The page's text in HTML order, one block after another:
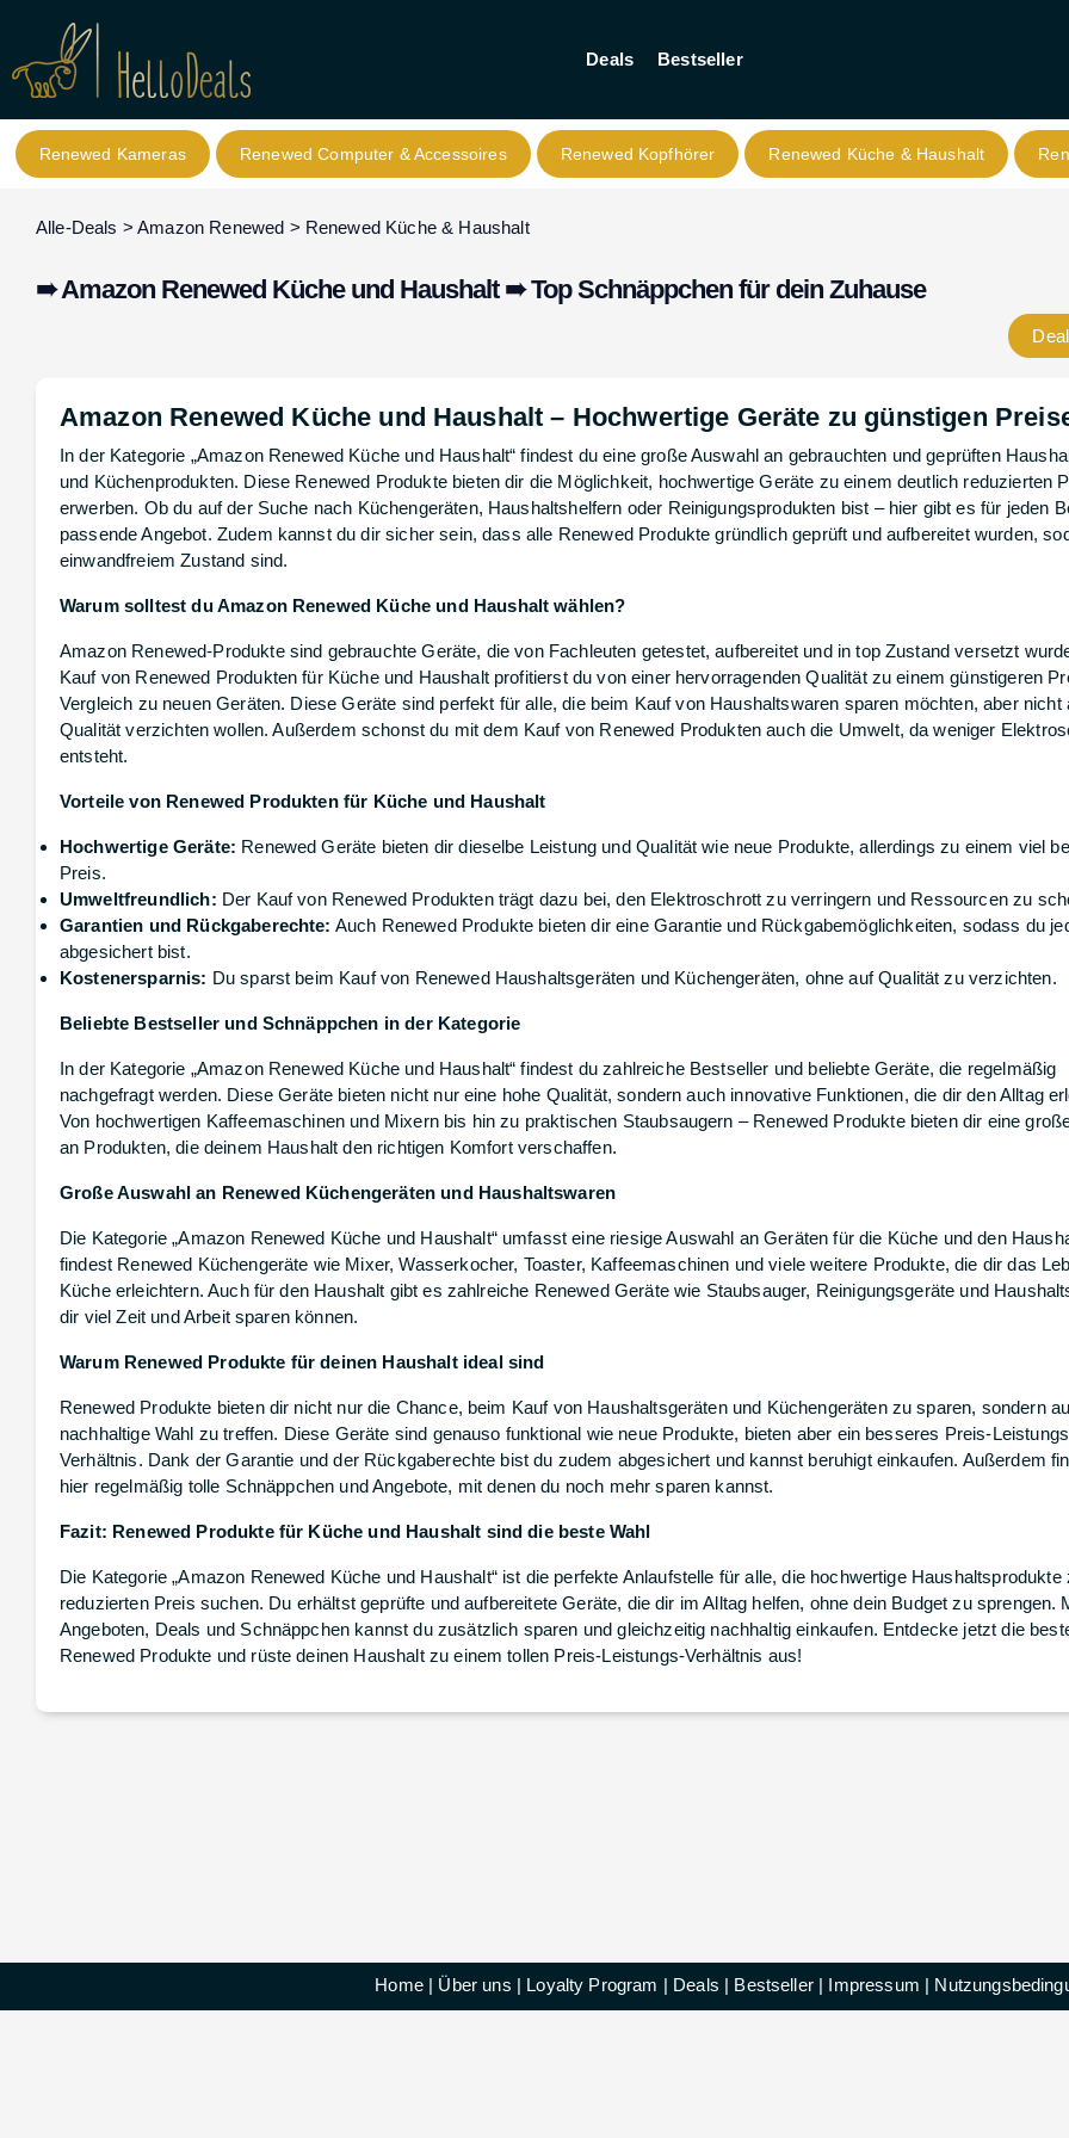
Deals Bestseller
Renewed Kameras Renewed Computer & Accessoires Renewed Kopfhörer Renewed Küche & Haushalt
Alle-Deals >Amazon Renewed > Renewed Küche & Haushalt
➠ Amazon Renewed Küche und Haushalt ➠ Top Schnäppchen für dein Zuhause
Amazon Renewed Küche und Haushalt – Hochwertige Geräte zu günstigen
In der Kategorie „Amazon Renewed Küche und Haushalt“ findest du eine große Auswahl an gebrauchten und geprüften
und Küchenprodukten. Diese Renewed Produkte bieten dir die Möglichkeit, hochwertige Geräte zu einem deutlich reduzierten
erwerben. Ob du auf der Suche nach Küchengeräten, Haushaltshelfern oder Reinigungsprodukten bist – hier gibt es für jeden
passende Angebot. Zudem kannst du dir sicher sein, dass alle Renewed Produkte gründlich geprüft und aufbereitet wurden,
einwandfreiem Zustand sind.
Warum solltest du Amazon Renewed Küche und Haushalt wählen?
Amazon Renewed-Produkte sind gebrauchte Geräte, die von Fachleuten getestet, aufbereitet und in top Zustand versetzt
Kauf von Renewed Produkten für Küche und Haushalt profitierst du von einer hervorragenden Qualität zu einem günstigeren
Vergleich zu neuen Geräten. Diese Geräte sind perfekt für alle, die beim Kauf von Haushaltswaren sparen möchten, aber nicht
Qualität verzichten wollen. Außerdem schonst du mit dem Kauf von Renewed Produkten auch die Umwelt, da weniger
entsteht.
Vorteile von Renewed Produkten für Küche und Haushalt
Hochwertige Geräte: Renewed Geräte bieten dir dieselbe Leistung und Qualität wie neue Produkte, allerdings zu einem viel
Preis.
Umweltfreundlich: Der Kauf von Renewed Produkten trägt dazu bei, den Elektroschrott zu verringern und Ressourcen zu
Garantien und Rückgaberechte: Auch Renewed Produkte bieten dir eine Garantie und Rückgabemöglichkeiten, sodass du
abgesichert bist.
Kostenersparnis: Du sparst beim Kauf von Renewed Haushaltsgeräten und Küchengeräten, ohne auf Qualität zu verzichten.
Beliebte Bestseller und Schnäppchen in der Kategorie
In der Kategorie „Amazon Renewed Küche und Haushalt“ findest du zahlreiche Bestseller und beliebte Geräte, die regelmäßig
nachgefragt werden. Diese Geräte bieten nicht nur eine hohe Qualität, sondern auch innovative Funktionen, die dir den Alltag
Von hochwertigen Kaffeemaschinen und Mixern bis hin zu praktischen Staubsaugern – Renewed Produkte bieten dir eine
an Produkten, die deinem Haushalt den richtigen Komfort verschaffen.
Große Auswahl an Renewed Küchengeräten und Haushaltswaren
Die Kategorie „Amazon Renewed Küche und Haushalt“ umfasst eine riesige Auswahl an Geräten für die Küche und den
findest Renewed Küchengeräte wie Mixer, Wasserkocher, Toaster, Kaffeemaschinen und viele weitere Produkte, die dir das
Küche erleichtern. Auch für den Haushalt gibt es zahlreiche Renewed Geräte wie Staubsauger, Reinigungsgeräte und
dir viel Zeit und Arbeit sparen können.
Warum Renewed Produkte für deinen Haushalt ideal sind
Renewed Produkte bieten dir nicht nur die Chance, beim Kauf von Haushaltsgeräten und Küchengeräten zu sparen, sondern
nachhaltige Wahl zu treffen. Diese Geräte sind genauso funktional wie neue Produkte, bieten aber ein besseres Preis-
Verhältnis. Dank der Garantie und der Rückgaberechte bist du zudem abgesichert und kannst beruhigt einkaufen. Außerdem
hier regelmäßig tolle Schnäppchen und Angebote, mit denen du noch mehr sparen kannst.
Fazit: Renewed Produkte für Küche und Haushalt sind die beste Wahl
Die Kategorie „Amazon Renewed Küche und Haushalt“ ist die perfekte Anlaufstelle für alle, die hochwertige Haushaltsprodukte
reduzierten Preis suchen. Du erhältst geprüfte und aufbereitete Geräte, die dir im Alltag helfen, ohne dein Budget zu sprengen.
Angeboten, Deals und Schnäppchen kannst du zusätzlich sparen und gleichzeitig nachhaltig einkaufen. Entdecke jetzt die
Renewed Produkte und rüste deinen Haushalt zu einem tollen Preis-Leistungs-Verhältnis aus!
Home| Über uns | Loyalty Program | Deals | Bestseller| Impressum |